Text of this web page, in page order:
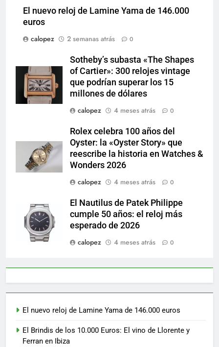
El nuevo reloj de Lamine Yama de 146.000
euros
calopez
2 semanas atrás 0
Sotheby’s subasta «The Shapes
of Cartier»: 300 relojes vintage
que podrían superar los 15
millones de dólares
calopez
4 meses atrás 0
Rolex celebra 100 años del
Oyster: la «Oyster Story» que
reescribe la historia en Watches &
Wonders 2026
calopez
4 meses atrás 0
El Nautilus de Patek Philippe
cumple 50 años: el reloj más
esperado de 2026
calopez
4 meses atrás 0
El nuevo reloj de Lamine Yama de 146.000 euros
El Brindis de los 10.000 Euros: El vino de Llorente y
Ferran en Ibiza